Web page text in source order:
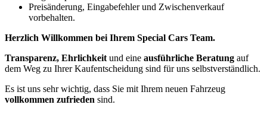
Preisänderung, Eingabefehler und Zwischenverkauf
vorbehalten.
Herzlich Willkommen bei Ihrem Special Cars Team.
Transparenz, Ehrlichkeit und eine ausführliche Beratung auf
dem Weg zu Ihrer Kaufentscheidung sind für uns selbstverständlich.
Es ist uns sehr wichtig, dass Sie mit Ihrem neuen Fahrzeug
vollkommen zufrieden sind.